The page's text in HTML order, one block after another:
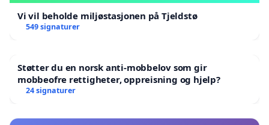
Vi vil beholde miljøstasjonen på Tjeldstø
549 signaturer
Støtter du en norsk anti-mobbelov som gir
mobbeofre rettigheter, oppreisning og hjelp?
24 signaturer